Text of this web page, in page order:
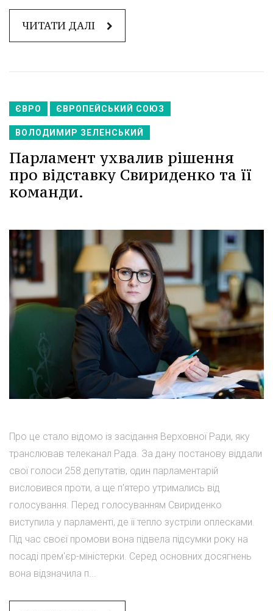
ЧИТАТИ ДАЛІ
ЄВРО ЄВРОПЕЙСЬКИЙ СОЮЗ
ВОЛОДИМИР ЗЕЛЕНСЬКИЙ
Парламент ухвалив рішення
про відставку Свириденко та її
команди.
Про це стало відомо із засідання Верховної Ради, яку
транслював телеканал Рада. За дану постанову віддали
свої голоси 258 депутатів, один парламентарій
висловився проти, а ще п'ятеро утримались від
голосування. Перед голосуванням Свириденко
виступила у парламенті, де її тепло зустріли оплесками.
Під час своєї промови вона підвела підсумки року на
посаді прем'єр-міністерки. Серед основних досягнень
вона відзначила п...